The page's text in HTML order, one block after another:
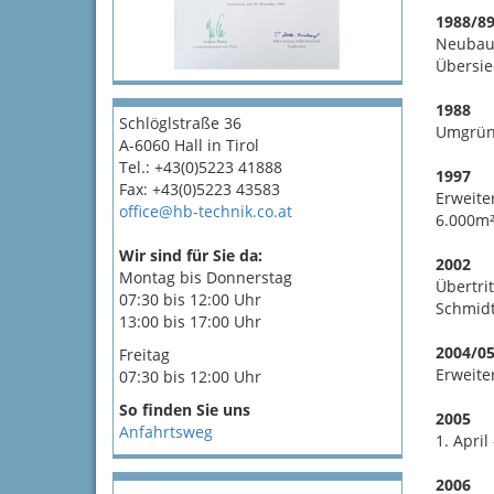
Schlöglstraße 36
A-6060 Hall in Tirol
Tel.: +43(0)5223 41888
Fax: +43(0)5223 43583
office@hb-technik.co.at
Wir sind für Sie da:
Montag bis Donnerstag
07:30 bis 12:00 Uhr
13:00 bis 17:00 Uhr
Freitag
07:30 bis 12:00 Uhr
So finden Sie uns
Anfahrtsweg
1988/89
1988
1997
6.000m²
2002
2004/05
2005
1. April
2006